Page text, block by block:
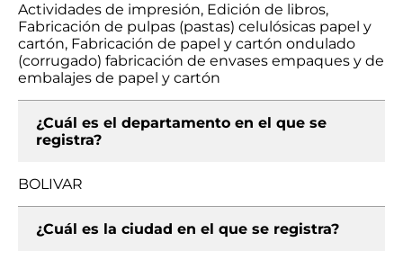
Actividades de impresión, Edición de libros,
Fabricación de pulpas (pastas) celulósicas papel y
cartón, Fabricación de papel y cartón ondulado
(corrugado) fabricación de envases empaques y de
embalajes de papel y cartón
¿Cuál es el departamento en el que se
registra?
BOLIVAR
¿Cuál es la ciudad en el que se registra?